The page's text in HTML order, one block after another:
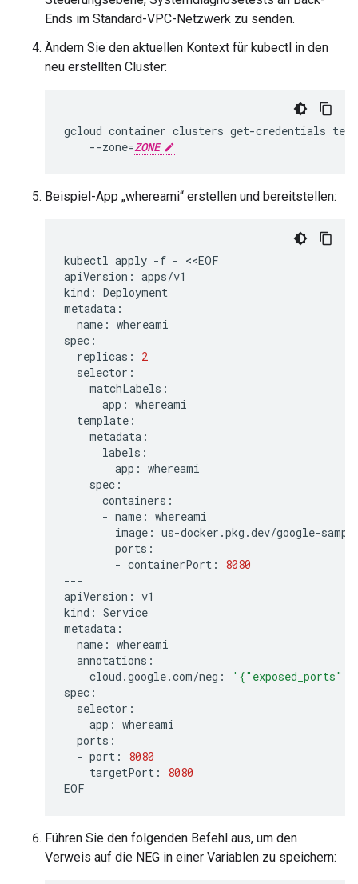
Ends im Standard-VPC-Netzwerk zu senden.
Ändern Sie den aktuellen Kontext für kubectl in den
neu erstellten Cluster:
gcloud container clusters get-credentials
--zone=ZONE
Beispiel-App „whereami“ erstellen und bereitstellen:
kubectl apply -f - <<EOF
apiVersion: apps/v1
kind: Deployment
name: whereami
replicas:
2
app:
app:
- name:
image:
- containerPort:
8080
---
apiVersion: v1
kind: Service
name:
cloud.google.com/neg:
app:
- port:
8080
targetPort:
8080
Führen Sie den folgenden Befehl aus, um den
Verweis auf die NEG in einer Variablen zu speichern: